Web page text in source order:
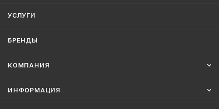
УСЛУГИ
БРЕНДЫ
КОМПАНИЯ
ИНФОРМАЦИЯ